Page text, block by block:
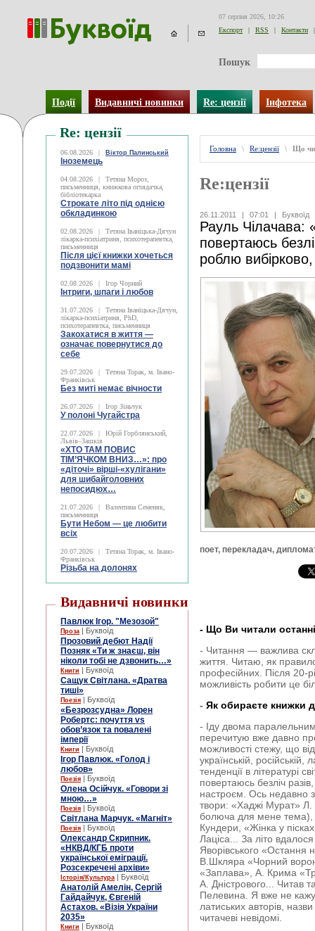
07 серпня 2026, 10:26
Експорт
| RSS | Контакти |
Пошук
Події Видавничі новинки Re: цензії Інфотека
Re: цензії
06.08.2026 | Віктор Палинський
Іноземець
04.08.2026 |
Тетяна Мороз,
письменниця, книжкова оглядачка,
бібліотекарка
Строкате літо під однією
обкладинкою
02.08.2026 |
Тетяна Іваніцька-Дячун
лікарка-психіатриня, психотерапевтка,
письменниця
Після цієї книжки хочеться
подзвонити мамі
02.08.2026 | Ігор Чорний
Інтриги, шпаги і любов
31.07.2026 |
Тетяна Іваніцька-Дячун,
лікарка-психіатриня, PhD,
психотерапевтка, письменниця
Закохатися в життя —
означає повернутися до
себе
29.07.2026 |
Тетяна Торак, м. Івано-
Франківськ
Без миті немає вічности
26.07.2026 | Ігор Зіньчук
У полоні Чугайстра
22.07.2026 |
Юрій Горблянський,
Львів–Зашків
«ХТО ТАМ ПОВИС
ТІМ’ЯЧКОМ ВНИЗ…»: про
«діточі» вірші-«хулігани»
для шибайголовних
непосидюх…
21.07.2026 |
Валентина Семеняк,
письменниця
Бути Небом ― це любити
всіх
20.07.2026 |
Тетяна Торак, м. Івано-
Франківськ
Різьба на долонях
Видавничі новинки
Павлюк Ігор. "Мезозой"
Проза | Буквоїд
Прозовий дебют Надії
Позняк «Ти ж знаєш, він
ніколи тобі не дзвонить…»
Книги | Буквоїд
Сащук Світлана. «Дратва
тиші»
Поезія | Буквоїд
«Безрозсудна» Лорен
Робертс: почуття vs
обов’язок та повалені
імперії
Книги | Буквоїд
Ігор Павлюк. «Голод і
любов»
Поезія | Буквоїд
Олена Осійчук. «Говори зі
мною…»
Поезія | Буквоїд
Світлана Марчук. «Магніт»
Поезія | Буквоїд
Олександр Скрипник.
«НКВД/КГБ проти
української еміграції.
Розсекречені архіви»
Історія/Культура | Буквоїд
Анатолій Амелін, Сергій
Гайдайчук, Євгеній
Астахов. «Візія України
2035»
Книги | Буквоїд
Головна \ Re:цензії \ Що
Re:цензії
26.11.2011 | 07:01 | Буквоїд
Рауль Чілачава:
повертаюсь
роблю
поет, перекладач,
- Що Ви читали
- Читання — важлива
життя. Читаю, як
професійних. Після 20-
можливість робити це
- Як обираєте книжки
- Іду двома
перечитую вже давно
можливості стежу, що
українській, російській,
тенденції в літературі
повертаюсь безліч
настроєм. Ось недавно
твори: «Хаджі Мурат» Л.
болюча для мене тема),
Кундери, «Жінка у
Лаціса... За літо
Яворівського «Остання
В.Шкляра «Чорний
«Заплава», А. Крима
А. Дністрового... Читав
Пелевина. Я вже не кажу
латиських авторів,
читачеві невідомі.